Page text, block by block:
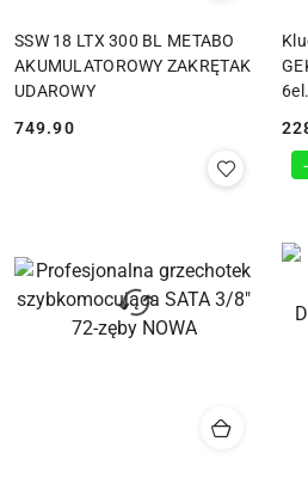
SSW 18 LTX 300 BL METABO
AKUMULATOROWY ZAKRĘTAK
UDAROWY
Cena:
749.90